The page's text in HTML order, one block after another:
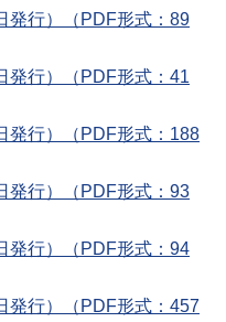
発行）（PDF形式：89
発行）（PDF形式：41
発行）（PDF形式：188
発行）（PDF形式：93
発行）（PDF形式：94
発行）（PDF形式：457